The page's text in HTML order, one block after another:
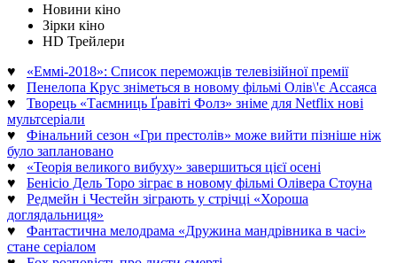
Новини кіно
Зірки кіно
HD Трейлери
♥ «Еммі-2018»: Список переможців телевізійної премії
♥ Пенелопа Крус зніметься в новому фільмі Олів\'є Ассаяса
♥ Творець «Таємниць Ґравіті Фолз» зніме для Netflix нові
мультсеріали
♥ Фінальний сезон «Гри престолів» може вийти пізніше ніж
було заплановано
♥ «Теорія великого вибуху» завершиться цієї осені
♥ Бенісіо Дель Торо зіграє в новому фільмі Олівера Стоуна
♥ Редмейн і Честейн зіграють у стрічці «Хороша
доглядальниця»
♥ Фантастична мелодрама «Дружина мандрівника в часі»
стане серіалом